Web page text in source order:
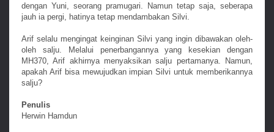
dengan Yuni, seorang pramugari. Namun tetap saja, seberapa
jauh ia pergi, hatinya tetap mendambakan Silvi.
Arif selalu mengingat keinginan Silvi yang ingin dibawakan oleh-
oleh salju. Melalui penerbangannya yang kesekian dengan
MH370, Arif akhirnya menyaksikan salju pertamanya. Namun,
apakah Arif bisa mewujudkan impian Silvi untuk memberikannya
salju?
Penulis
Herwin Hamdun